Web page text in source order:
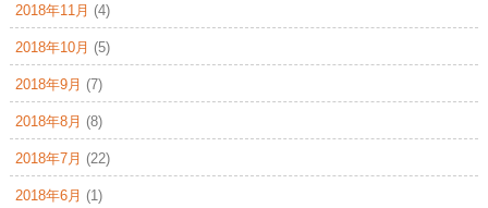
2018年11月 (4)
2018年10月 (5)
2018年9月 (7)
2018年8月 (8)
2018年7月 (22)
2018年6月 (1)